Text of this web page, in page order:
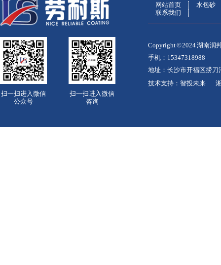
扫一扫进入微信
公众号
扫一扫进入微信
咨询
网站首页
水包砂
联系我们
Copyright © 2024 湖南润
手机：15347318988
地址：长沙市开福区捞刀
技术支持： 智投未来